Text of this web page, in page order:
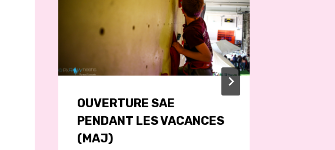
OUVERTURE SAE
PENDANT LES VACANCES
(MAJ)